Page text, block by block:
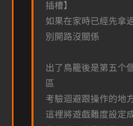
插槽】
如果在家時已經先拿
別開路沒關係
出了鳥籠後是第五个
區
考驗迴避跟操作的地
這裡將遊戲難度設定